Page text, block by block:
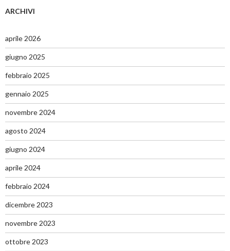
r
p
e
r
:
ARCHIVI
aprile 2026
giugno 2025
febbraio 2025
gennaio 2025
novembre 2024
agosto 2024
giugno 2024
aprile 2024
febbraio 2024
dicembre 2023
novembre 2023
ottobre 2023